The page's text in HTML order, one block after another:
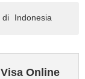
Online
di Indonesia